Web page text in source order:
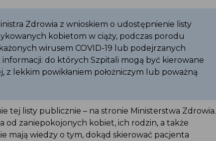
Zdrowia z wnioskiem o udostępnienie listy
kobietom w ciąży, podczas porodu
wirusem COVID-19 lub podejrzanych
informacji: do których Szpitali mogą być kierowane
z lekkim powikłaniem położniczym lub poważną
tej listy publicznie – na stronie Ministerstwa Zdrowia.
od zaniepokojonych kobiet, ich rodzin, a także
mają wiedzy o tym, dokąd skierować pacjenta